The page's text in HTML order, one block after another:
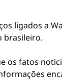
ligados a
brasileiro.
os fatos